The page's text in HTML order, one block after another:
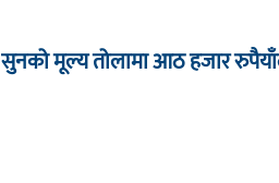
सुनको मूल्य तोलामा आठ हजार